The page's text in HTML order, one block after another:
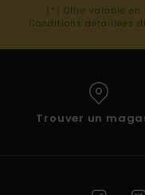
(*) Offre valable
Conditions détaillées
Trouver un